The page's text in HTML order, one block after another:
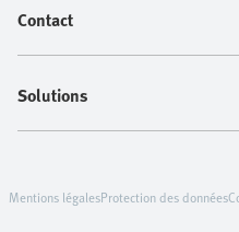
Contact
Solutions
Mentions légalesProtection des données